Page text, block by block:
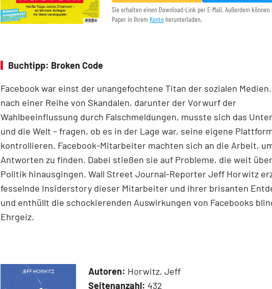
Sie erhalten einen Download-Link per E-Mail. Außerdem
Paper in Ihrem Konto herunterladen.
Buchtipp: Broken Code
Facebook war einst der unangefochtene Titan der sozialen
nach einer Reihe von Skandalen, darunter der Vorwurf der
Wahlbeeinflussung durch Falschmeldungen, musste sich das
und die Welt – fragen, ob es in der Lage war, seine eigene
kontrollieren. Facebook-Mitarbeiter machten sich an die Arbeit,
Antworten zu finden. Dabei stießen sie auf Probleme, die weit
Politik hinausgingen. Wall Street Journal-­Reporter Jeff Horwitz
fesselnde Insiderstory dieser Mitarbeiter und ihrer brisanten
und enthüllt die schockierenden Auswirkungen von Facebooks
Ehrgeiz.
Autoren: Horwitz, Jeff
Seitenanzahl: 432